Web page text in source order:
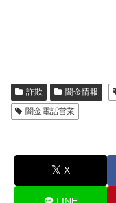
詐欺 闇金情報
闇金電話営業
X
LINE